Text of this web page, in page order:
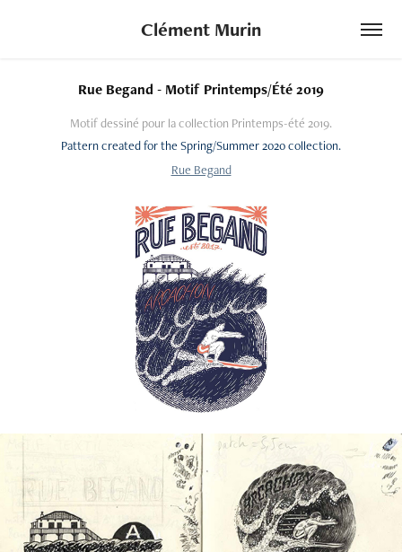
Clément Murin
Rue Begand - Motif Printemps/Été 2019
Motif dessiné pour la collection Printemps-été 2019.
Pattern created for the Spring/Summer 2020 collection.
Rue Begand